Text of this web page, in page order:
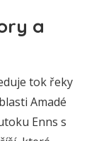
a
tok řeky
Amadé
Enns s